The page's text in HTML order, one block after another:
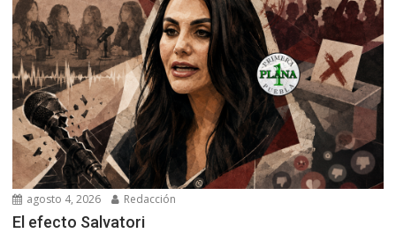
agosto 4, 2026 Redacción
El efecto Salvatori